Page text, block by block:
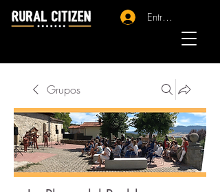
Entrar - Registro
Grupos